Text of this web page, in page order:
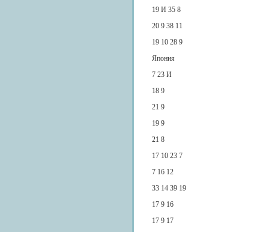
19 И 35 8
20 9 38 11
19 10 28 9
Япония
7 23 И
18 9
21 9
19 9
21 8
17 10 23 7
7 16 12
33 14 39 19
17 9 16
17 9 17